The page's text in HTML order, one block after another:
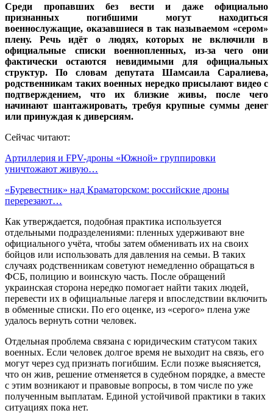
Среди пропавших без вести и даже официально
признанных погибшими могут находиться
военнослужащие, оказавшиеся в так называемом «сером»
плену. Речь идёт о людях, которых не включили в
официальные списки военнопленных, из-за чего они
фактически остаются невидимыми для официальных
структур. По словам депутата Шамсаила Саралиева,
родственникам таких военных нередко присылают видео с
подтверждением, что их близкие живы, после чего
начинают шантажировать, требуя крупные суммы денег
или принуждая к диверсиям.
Сейчас читают:
Артиллерия и FPV-дроны «Южной» группировки
уничтожают живую…
«Буревестник» над Краматорском: российские дроны
перерезают…
Как утверждается, подобная практика используется
отдельными подразделениями: пленных удерживают вне
официального учёта, чтобы затем обменивать их на своих
бойцов или использовать для давления на семьи. В таких
случаях родственникам советуют немедленно обращаться в
ФСБ, полицию и воинскую часть. После обращений
украинская сторона нередко помогает найти таких людей,
перевести их в официальные лагеря и впоследствии включить
в обменные списки. По его оценке, из «серого» плена уже
удалось вернуть сотни человек.
Отдельная проблема связана с юридическим статусом таких
военных. Если человек долгое время не выходит на связь, его
могут через суд признать погибшим. Если позже выясняется,
что он жив, решение отменяется в судебном порядке, а вместе
с этим возникают и правовые вопросы, в том числе по уже
полученным выплатам. Единой устойчивой практики в таких
ситуациях пока нет.